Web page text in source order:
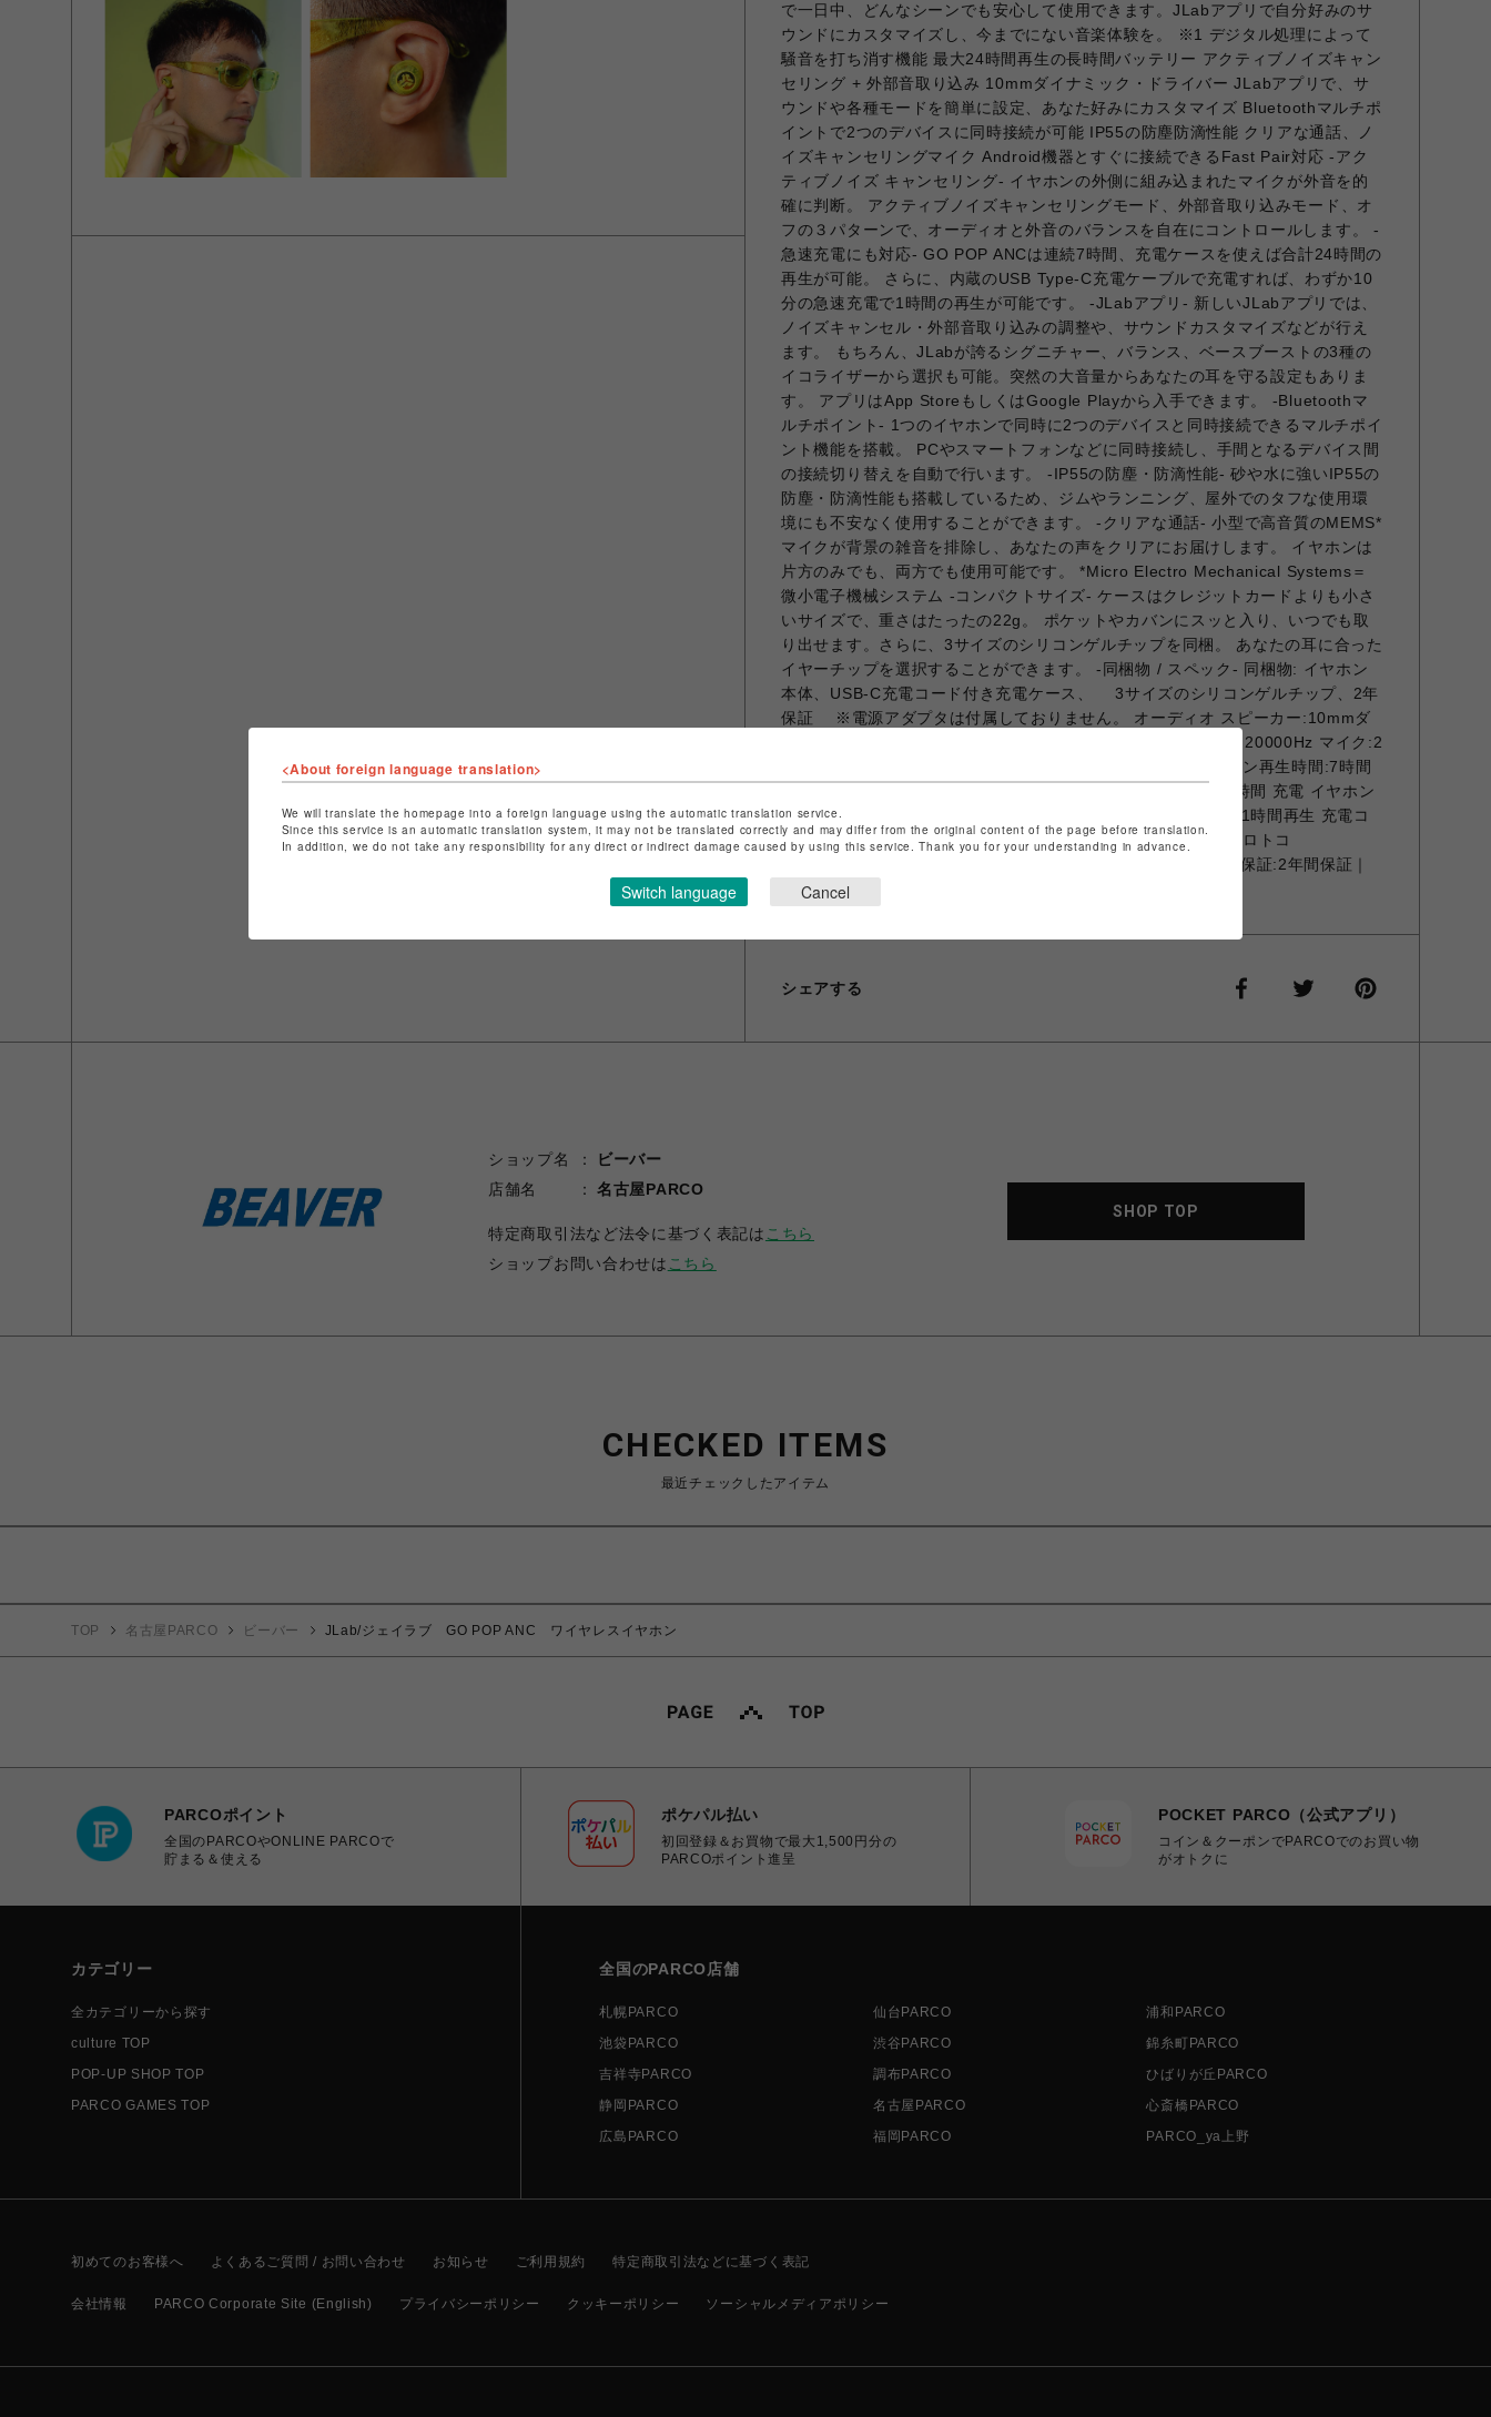
で一日中、どんなシーンでも安心して使用できます。JLabアプリで自分好みのサ
ウンドにカスタマイズし、今までにない音楽体験を。 ※1 デジタル処理によって
騒音を打ち消す機能 最大24時間再生の長時間バッテリー アクティブノイズキャン
セリング + 外部音取り込み 10mmダイナミック・ドライバー JLabアプリで、サ
ウンドや各種モードを簡単に設定、あなた好みにカスタマイズ Bluetoothマルチポ
イントで2つのデバイスに同時接続が可能 IP55の防塵防滴性能 クリアな通話、ノ
イズキャンセリングマイク Android機器とすぐに接続できるFast Pair対応 -アク
ティブノイズ キャンセリング- イヤホンの外側に組み込まれたマイクが外音を的
確に判断。 アクティブノイズキャンセリングモード、外部音取り込みモード、オ
フの３パターンで、オーディオと外音のバランスを自在にコントロールします。 -
急速充電にも対応- GO POP ANCは連続7時間、充電ケースを使えば合計24時間の
再生が可能。 さらに、内蔵のUSB Type-C充電ケーブルで充電すれば、わずか10
分の急速充電で1時間の再生が可能です。 -JLabアプリ- 新しいJLabアプリでは、
ノイズキャンセル・外部音取り込みの調整や、サウンドカスタマイズなどが行え
ます。 もちろん、JLabが誇るシグニチャー、バランス、ベースブーストの3種の
イコライザーから選択も可能。突然の大音量からあなたの耳を守る設定もありま
す。 アプリはApp StoreもしくはGoogle Playから入手できます。 -Bluetoothマ
ルチポイント- 1つのイヤホンで同時に2つのデバイスと同時接続できるマルチポイ
ント機能を搭載。 PCやスマートフォンなどに同時接続し、手間となるデバイス間
の接続切り替えを自動で行います。 -IP55の防塵・防滴性能- 砂や水に強いIP55の
防塵・防滴性能も搭載しているため、ジムやランニング、屋外でのタフな使用環
境にも不安なく使用することができます。 -クリアな通話- 小型で高音質のMEMS*
マイクが背景の雑音を排除し、あなたの声をクリアにお届けします。 イヤホンは
片方のみでも、両方でも使用可能です。 *Micro Electro Mechanical Systems＝
微小電子機械システム -コンパクトサイズ- ケースはクレジットカードよりも小さ
いサイズで、重さはたったの22g。 ポケットやカバンにスッと入り、いつでも取
り出せます。さらに、3サイズのシリコンゲルチップを同梱。 あなたの耳に合った
イヤーチップを選択することができます。 -同梱物 / スペック- 同梱物: イヤホン
本体、USB-C充電コード付き充電ケース、 3サイズのシリコンゲルチップ、2年
保証 ※電源アダプタは付属しておりません。 オーディオ スピーカー:10mmダ
イナミック・ドライバー 出力:105±3デシベル 周波数応答:20 - 20000Hz マイク:2
x MEMS -38dB ± 1dB インピーダンス:32Ω バッテリー イヤホン再生時間:7時間
ANCオン:6時間 ケース込み最大再生時間:24時間 ANCオン:21時間 充電 イヤホン
の充電時間:2時間 ケース充電時間:2時間 急速充電:10分充電 = 1時間再生 充電コ
ード:USB-C Bluetooth バージョン:Bluetooth 5.3 範囲:10m プロトコ
ル:AVCTP/AVDTP/A2DP/AVRCP コーデック:SBC / AAC 保証 保証:2年間保証｜
30日間品質保証 IP規格:IP55（イヤホンのみ） 重量:30.0g
シェアする
ショップ名
ビーバー
店舗名
名古屋PARCO
特定商取引法など法令に基づく表記は こちら
ショップお問い合わせは こちら
SHOP TOP
CHECKED ITEMS
最近チェックしたアイテム
TOP 名古屋PARCO ビーバー JLab/ジェイラブ GO POP ANC ワイヤレスイヤホン
PARCOポイント
全国のPARCOやONLINE PARCOで
貯まる＆使える
ポケパル払い
初回登録＆お買物で最大1,500円分の
PARCOポイント進呈
POCKET PARCO（公式アプリ）
コイン＆クーポンでPARCOでのお買い物
がオトクに
カテゴリー
全カテゴリーから探す
culture TOP
POP-UP SHOP TOP
PARCO GAMES TOP
全国のPARCO店舗
札幌PARCO 仙台PARCO
浦和PARCO
池袋PARCO
渋谷PARCO
錦糸町PARCO
吉祥寺PARCO
調布PARCO
ひばりが丘PARCO
静岡PARCO
名古屋PARCO
心斎橋PARCO
広島PARCO
福岡PARCO PARCO_ya上野
初めてのお客様へ よくあるご質問 / お問い合わせ お知らせ ご利用規約 特定商取引法などに基づく表記
会社情報 PARCO Corporate Site (English) プライバシーポリシー クッキーポリシー ソーシャルメディアポリシー
<About foreign language translation>
We will translate the homepage into a foreign language using the automatic translation service.
Since this service is an automatic translation system, it may not be translated correctly and may differ from the original content of the page before translation.
In addition, we do not take any responsibility for any direct or indirect damage caused by using this service. Thank you for your understanding in advance.
Switch language Cancel